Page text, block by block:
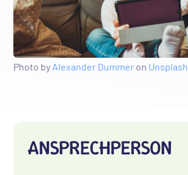
Photo by Alexander Dummer on Unsplash
ANSPRECHPERSON